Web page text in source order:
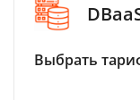
Выбрать